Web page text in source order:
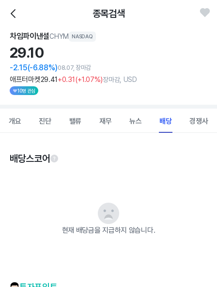
종목검색
차임파이낸셜CHYM NASDAQ
29.10
-2.15(-6.88%)08.07, 장마감
애프터마켓29.41+0.31(+1.07%)장마감, USD
10명 관심
개요 진단 밸류 재무 뉴스 배당 경쟁사
배당스코어
현재 배당금을 지급하지 않습니다.